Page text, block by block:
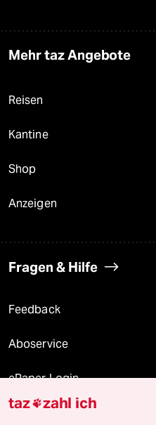
Mehr taz Angebote
Reisen
Kantine
Shop
Anzeigen
Fragen & Hilfe
Feedback
Aboservice
ePaper Login
Downloads für Abonnierende
taz zahl ich